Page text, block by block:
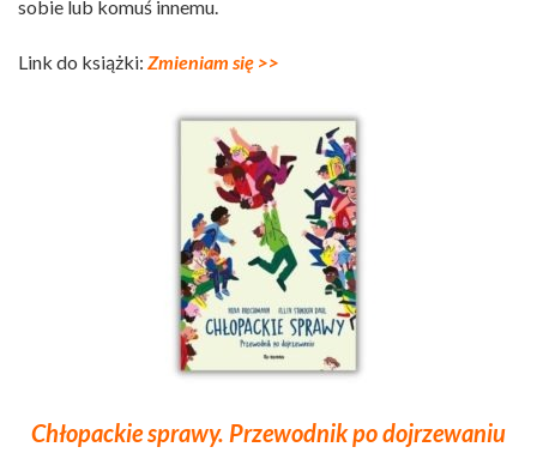
sobie lub komuś innemu.
Link do książki: Zmieniam się >>
Chłopackie sprawy. Przewodnik po dojrzewaniu